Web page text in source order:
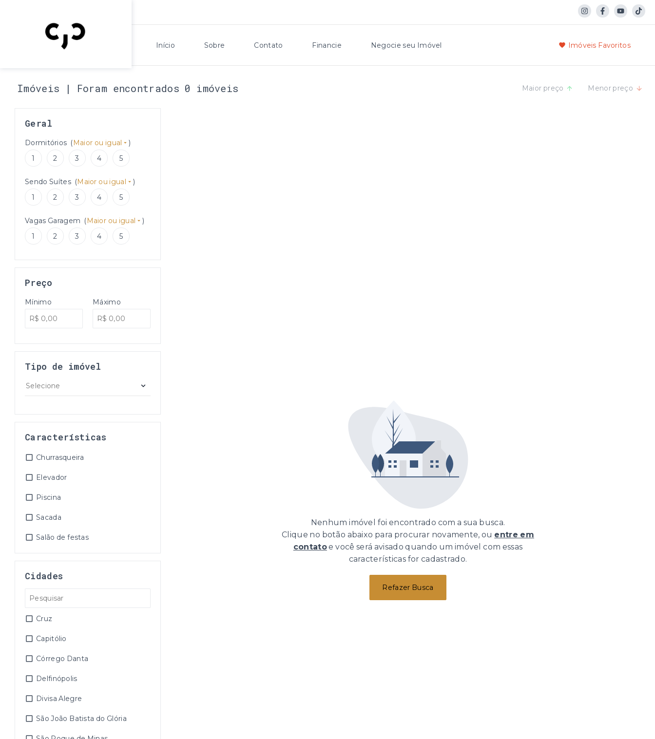
Início Sobre Contato Financie Negocie seu Imóvel Imóveis Favoritos
Imóveis | Foram encontrados 0 imóveis Maior preço Menor preço
Geral
Dormitórios (Maior ou igual
)
1
2 3 4 5
Sendo Suítes (Maior ou igual
)
1
2 3 4 5
Vagas Garagem (Maior ou igual
)
1
2 3 4 5
Preço
Mínimo Máximo
Tipo de imóvel
Selecione
Características
Churrasqueira
Elevador
Piscina
Sacada
Salão de festas
Cidades
Cruz
Capitólio
Córrego Danta
Delfinópolis
Divisa Alegre
São João Batista do Glória
Nenhum imóvel foi encontrado com a sua busca.
Clique no botão abaixo para procurar novamente, ou entre em
contatoe você será avisado quando um imóvel com essas
características for cadastrado.
Refazer Busca